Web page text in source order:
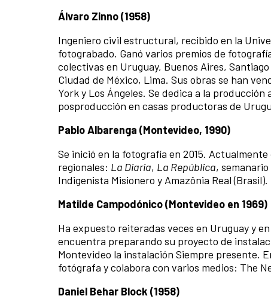
Álvaro Zinno (1958)
Ingeniero civil estructural, recibido en la
fotograbado. Ganó varios premios de
colectivas en Uruguay, Buenos Aires,
Ciudad de México, Lima. Sus obras se han
York y Los Ángeles. Se dedica a la
posproducción en casas productoras de
Pablo Albarenga (Montevideo, 1990)
Se inició en la fotografía en 2015.
regionales: La Diaria, La República, semanario
Indigenista Misionero y Amazônia Real
Matilde Campodónico (Montevideo en 1969)
Ha expuesto reiteradas veces en Uruguay y
encuentra preparando su proyecto de
Montevideo la instalación Siempre presente.
fotógrafa y colabora con varios medios: The
Daniel Behar Block (1958)